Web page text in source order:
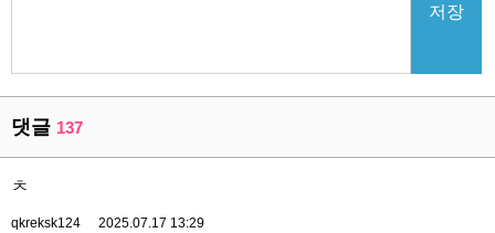
저장
댓글 137
ㅊ
qkreksk124
2025.07.17 13:29